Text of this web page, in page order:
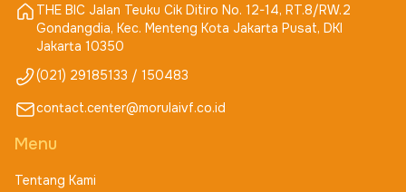
THE BIC Jalan Teuku Cik Ditiro No. 12-14, RT.8/RW.2
Gondangdia, Kec. Menteng Kota Jakarta Pusat, DKI
Jakarta 10350
(021) 29185133 / 150483
contact.center@morulaivf.co.id
Menu
Tentang Kami